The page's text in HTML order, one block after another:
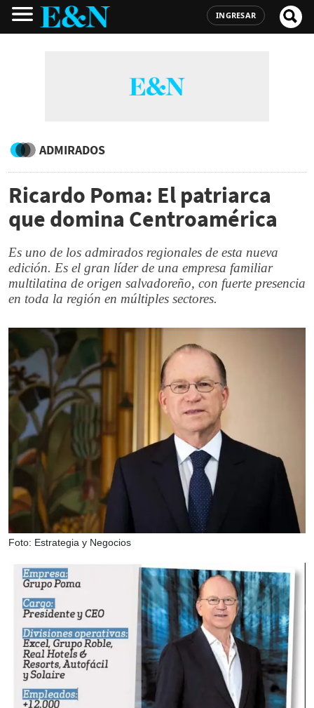
INGRESAR
ADMIRADOS
Ricardo Poma: El patriarca
que domina Centroamérica
Es uno de los admirados regionales de esta nueva
edición. Es el gran líder de una empresa familiar
multilatina de origen salvadoreño, con fuerte presencia
en toda la región en múltiples sectores.
Foto: Estrategia y Negocios